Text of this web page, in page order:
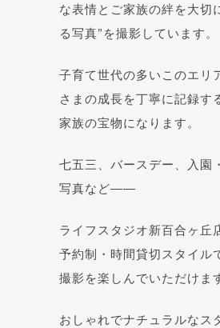
な表情とご家族の絆を大切
る写真”を撮影しています。
子育て世代の多いこのエリ
さまの成長を丁寧に記録す
家族の宝物になります。
七五三、バースデー、入園
写真など――
ライフスタジオ新百合ヶ丘
予約制・時間貸切スタイル
撮影を楽しんでいただけま
おしゃれでナチュラルなス